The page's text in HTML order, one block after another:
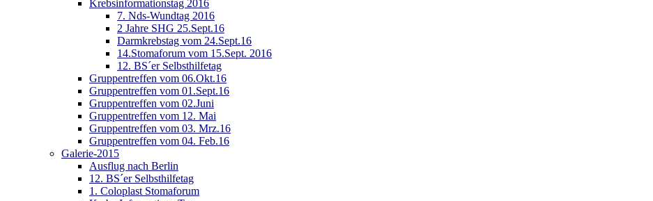
Krebsinformationstag 2016
7. Nds-Wundtag 2016
2 Jahre SHG 25.Sept.16
Darmkrebstag vom 24.Sept.16
14.Stomaforum vom 15.Sept. 2016
12. BS´er Selbsthilfetag
Gruppentreffen vom 06.Okt.16
Gruppentreffen vom 01.Sept.16
Gruppentreffen vom 02.Juni
Gruppentreffen vom 12. Mai
Gruppentreffen vom 03. Mrz.16
Gruppentreffen vom 04. Feb.16
Galerie-2015
Ausflug nach Berlin
12. BS´er Selbsthilfetag
1. Coloplast Stomaforum